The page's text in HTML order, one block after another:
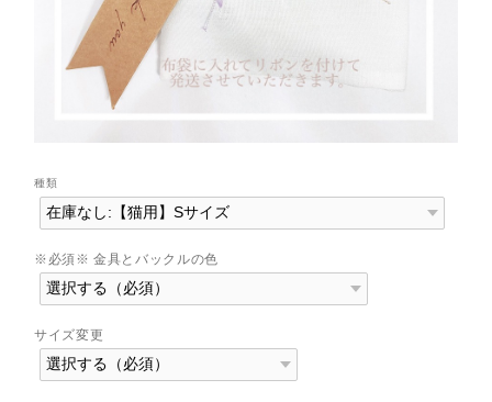
種類
※必須※ 金具とバックルの色
サイズ変更